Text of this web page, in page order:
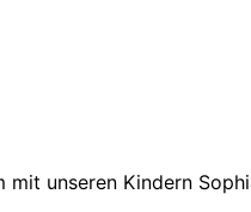
mit unseren Kindern